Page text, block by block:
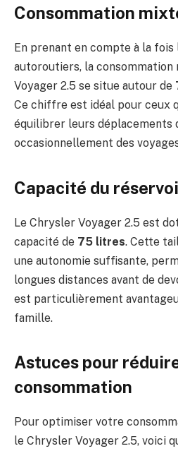
Consommation
En prenant en compte à la
autoroutiers, la
Voyager 2.5 se situe autour de
Ce chiffre est idéal pour ceux
équilibrer leurs déplacements
occasionnellement des
Capacité du
Le Chrysler Voyager 2.5 est
capacité de 75 litres. Cette
une autonomie suffisante,
longues distances avant de
est particulièrement
famille.
Astuces pour
consommation
Pour optimiser votre
le Chrysler Voyager 2.5, voici